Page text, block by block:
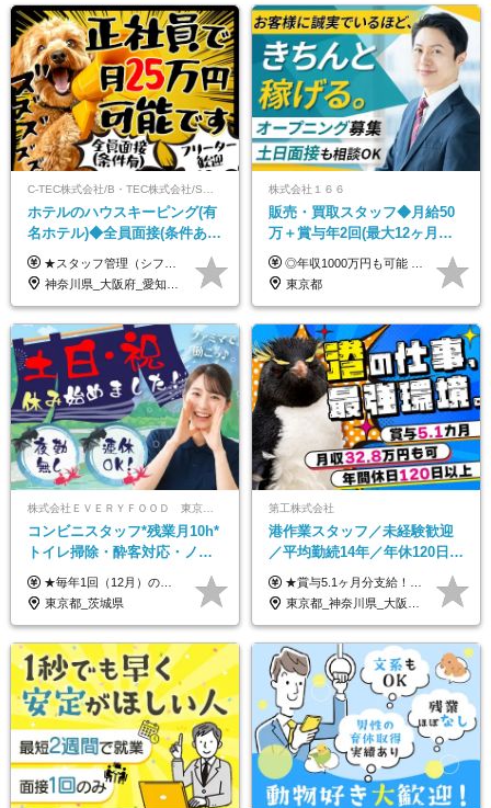
ホテルのハウスキーピング(有
名ホテル)◆全員面接(条件あ
り)◆未経験OK◆リゾート地
も選べる◆月25万円
★スタッフ管理（シフト調整など）の経験があれば【月給28万円以上】 ★賞与支給実績：基本給の2ヶ月分～3ヶ月分 ＝＝ライフスタイルに合わせて働き方を選べます＝＝ ■正社員 ＜未経験者＞月給25万円(寮なしの場合)～35万円＋賞与年2回 ＜経験者＞月給28万円～35万円＋賞与年2回 ※寮をご利用の場合は月給22万円～ ※経験やスキルに応じて決定します ※残業代全額支給 ※試用期間（3ヶ月間）中の雇用形態や待遇に差異はありません ※正社員の場合、転勤の可能性あり ■契約社員 月給22万円～＋残業代全額支給 ※契約社員の場合、賞与の支給および転勤の可能性はありません ※勤務時間や勤務日数の希望があればご相談に応じます ※試用期間なし ※契約の更新 有(勤務状況により判断する) 更新上限 有(通算契約期間の上限 1年/更新回数の上限 なし)
神奈川県_大阪府_愛知県_北海道_兵庫県_京都府_広島県_福岡県_大分県_宮崎県_鹿児島県_沖縄県
株式会社１６６
販売・買取スタッフ◆月給50
万＋賞与年2回(最大12ヶ月分
支給)◆前職給与保証◆年収
1000万可◆オープニング
◎年収1000万円も可能 ◎複雑な条件やノルマは一切なし！ 頑張った分だけシンプルに還元される給与体系です。 経験者の方には「前職給与保証」をお約束します！ ■月給50万円～80万円（役職手当を含む） ★平均月収：60～70万円程度 ★「〇件以上で支給」といった複雑な条件やノルマの縛りは一切ありません。 お客様に寄り添い、利益が出た分はしっかりとあなたの給与へ還元します！ ※経験・能力を考慮のうえ決定します。 ※試用期間3ヶ月あり。その間の待遇・給与に差異はありません。 ※上記の金額は固定残業代（20時間/5万円～）含んだ金額です。 超過分は別途記載します。
東京都
株式会社ＥＶＥＲＹＦＯＯＤ 東京本社
コンビニスタッフ*残業月10h*
トイレ掃除・酔客対応・ノル
マ一切無し*完全週休2日制*コ
ンビニ経験者優遇
★毎年1回（12月）の昇給＋賞与（年2回）で給与にしっかり反映！ ★未経験から月給26万円スタート！ 月給26万円＋賞与年2回＋交通費全額支給 ※リーダー・店長昇格後は基本給2万円UP＋役職手当支給 ※経験・スキルを考慮の上、決定します ※上記金額には固定残業代（21時間分・3万7300円以上）を含みます。超過分は別途全額支給します ※試用期間3ヶ月間あり（期間中の給与・待遇に差異はありません）
東京都_茨城県
第工株式会社
港作業スタッフ／未経験歓迎
／平均勤続14年／年休120日以
上／食事手当・家族手当あり
／賞与5.1ヶ月分
★賞与5.1ヶ月分支給！ ★入社3年目・30代で年収730万円の先輩も活躍中！ ★入社1年目・20代で月収29万円の実績あり 月給：22.5万円～30.5万円＋各種手当＋賞与年2回＋残業代全額支給 ※経験・能力などを考慮のうえ決定します ※上記月給には食事手当(5000円／月）を含みます ※残業代は分単位で100％支給いたします ※試用期間3ヶ月。その間の給与・待遇に差異はありません 【月収例】 ◆33.5万円／31歳 入社7か月 ◆38.5万円／32歳 入社1年目 ◆48.4万円／44歳 入社12年目 ※経験・能力などを考慮のうえ決定 ※月収・給与例には休日手当も含みます 【手当詳細】 ◆交通費規定支給（上限3万5000円／月） ◆時間外手当全額支給 ◆休日出勤手当 ◆港湾住宅あり（1R・2万円台～） ◆資格取得支援制度：全額負担 ◆地域手当：関東地区1万円／月
東京都_神奈川県_大阪府_愛知県_兵庫県